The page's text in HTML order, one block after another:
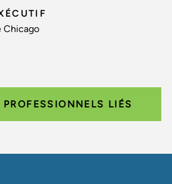
Chicago
LIÉS